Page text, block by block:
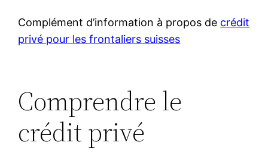
Complément d’information à propos de crédit
privé pour les frontaliers suisses
Comprendre le
crédit privé